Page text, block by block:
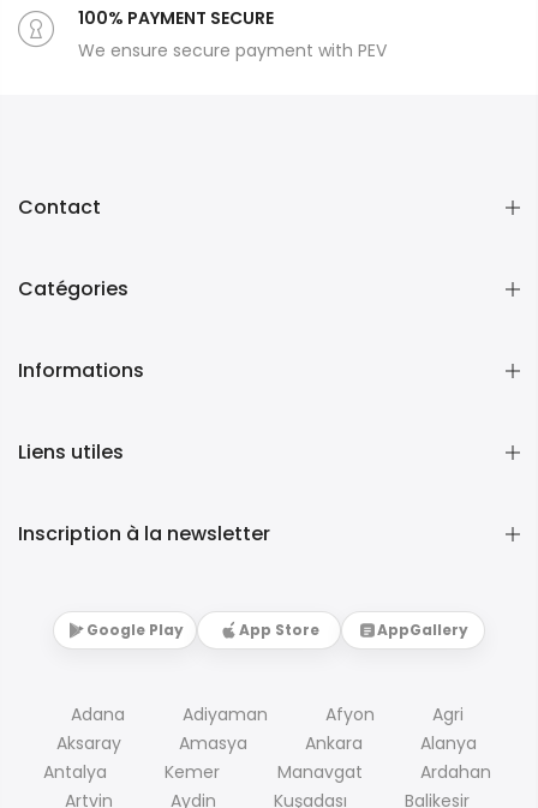
100% PAYMENT SECURE
We ensure secure payment with PEV
Contact
Catégories
Informations
Liens utiles
Inscription à la newsletter
Google Play App Store AppGallery
Adana Adiyaman Afyon
Agri
Aksaray
Amasya Ankara
Alanya
Antalya
Kemer Manavgat
Ardahan
Artvin
Aydin Kuşadası Balikesir